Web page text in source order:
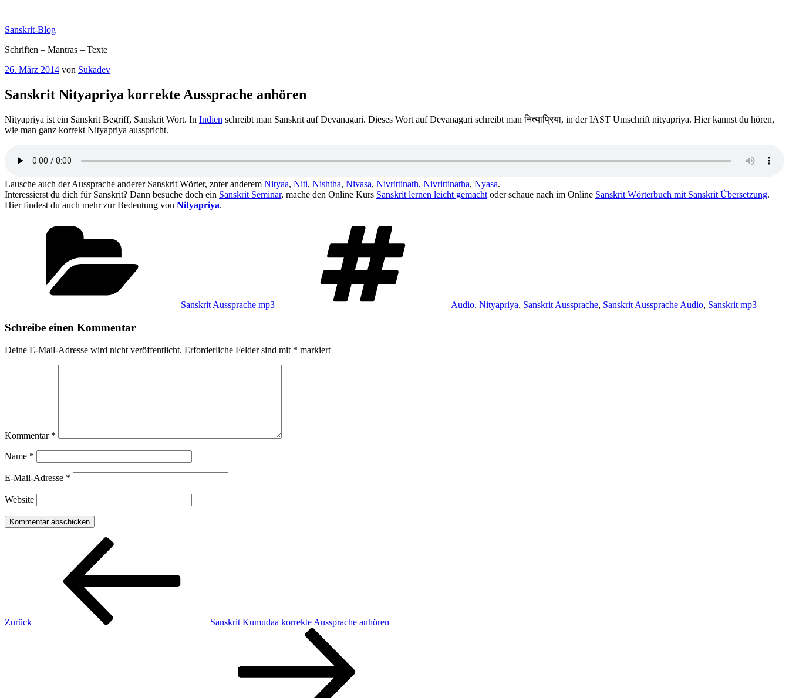
springen
Sanskrit-Blog
Schriften – Mantras – Texte
Veröffentlicht
26. März 2014 von Sukadev
Sanskrit Nityapriya korrekte Aussprache anhören
Nityapriya ist ein Sanskrit Begriff, Sanskrit Wort. In Indien schreibt man Sanskrit auf Devanagari. Dieses Wort auf Devanagari schreibt man नित्याप्रिया, in der IAST Umschrift nityāpriyā. Hier kannst du hören,
wie man ganz korrekt Nityapriya ausspricht.
Lausche auch der Aussprache anderer Sanskrit Wörter, znter anderem Nityaa, Niti, Nishtha, Nivasa, Nivrittinath, Nivrittinatha, Nyasa.
Interessierst du dich für Sanskrit? Dann besuche doch ein Sanskrit Seminar, mache den Online Kurs Sanskrit lernen leicht gemacht oder schaue nach im Online Sanskrit Wörterbuch mit Sanskrit Übersetzung.
Hier findest du auch mehr zur Bedeutung von Nityapriya.
Sanskrit Aussprache mp3 Audio, Nityapriya, Sanskrit Aussprache, Sanskrit Aussprache Audio, Sanskrit mp3
Schreibe einen Kommentar
Deine E-Mail-Adresse wird nicht veröffentlicht. Erforderliche Felder sind mit * markiert
Kommentar *
Name *
E-Mail-Adresse *
Website
Beitragsnavigation
Zurück
Sanskrit Kumudaa korrekte Aussprache anhören